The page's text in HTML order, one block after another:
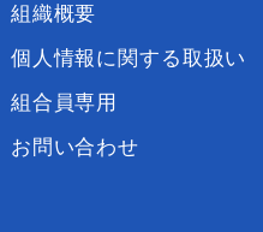
組織概要
個人情報に関する取扱い
組合員専用
お問い合わせ